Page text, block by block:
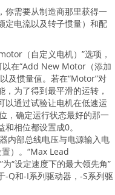
需要从制造商那里获得一
定电流以及转子惯量）和配
（自定义电机）”选项，
以在“Add New Motor（添加
及惯量值。若在“Motor”对
为了得到最平滑的运转，
以通过试验让电机在低速运
，确定运行状态最好的那一
相位都设置成0。
内部总线电压与电源输入电
）。“Max Lead
“设定速度下的最大领先角”
-Q和-I系列驱动器，-S系列驱